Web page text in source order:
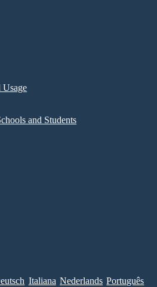
Usage
and Students
Italiana Nederlands Português